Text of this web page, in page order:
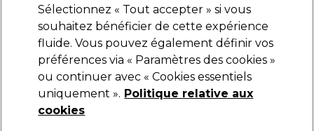
Jean Marin Make-Up
Jean Marin Pinceau Peigne sourcil
)
7,45 €
Sélectionnez « Tout accepter » si vous
souhaitez bénéficier de cette expérience
fluide. Vous pouvez également définir vos
préférences via « Paramètres des cookies »
ou continuer avec « Cookies essentiels
uniquement ». Politique relative aux
cookies